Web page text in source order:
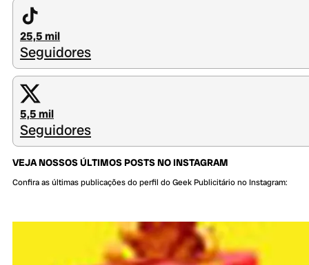
25,5 mil
Seguidores
5,5 mil
Seguidores
VEJA NOSSOS ÚLTIMOS POSTS NO INSTAGRAM
Confira as últimas publicações do perfil do Geek Publicitário no Instagram: